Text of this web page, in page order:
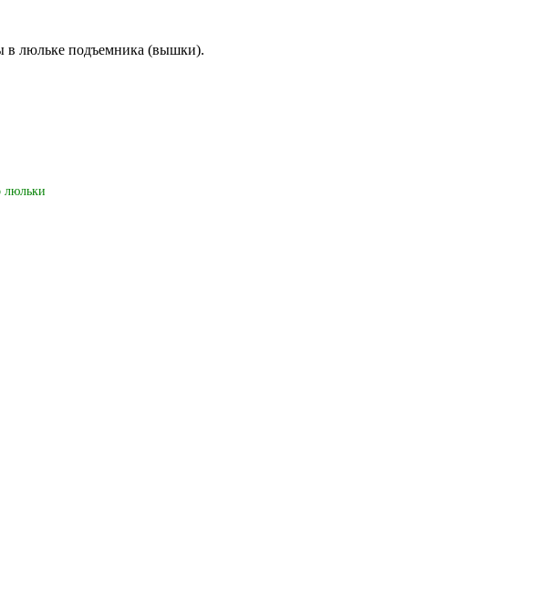
в люльке подъемника (вышки).
люльки